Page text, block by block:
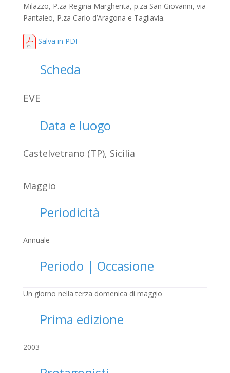
Milazzo, P.za Regina Margherita, p.za San Giovanni, via
Pantaleo, P.za Carlo d’Aragona e Tagliavia.
Salva in PDF
Scheda
EVE
Data e luogo
Castelvetrano (TP), Sicilia
Maggio
Periodicità
Annuale
Periodo | Occasione
Un giorno nella terza domenica di maggio
Prima edizione
2003